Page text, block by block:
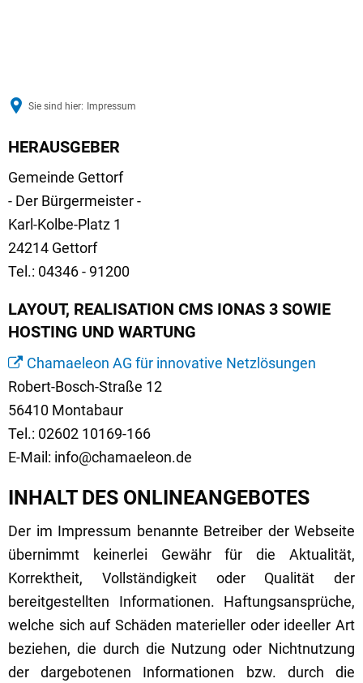
Sie sind hier: Impressum
Impressum
HERAUSGEBER
Gemeinde Gettorf
- Der Bürgermeister -
Karl-Kolbe-Platz 1
24214 Gettorf
Tel.: 04346 - 91200
LAYOUT, REALISATION CMS IONAS 3 SOWIE
HOSTING UND WARTUNG
Chamaeleon AG für innovative Netzlösungen
Robert-Bosch-Straße 12
56410 Montabaur
Tel.: 02602 10169-166
E-Mail: info@chamaeleon.de
INHALT DES ONLINEANGEBOTES
Der im Impressum benannte Betreiber der Webseite
übernimmt keinerlei Gewähr für die Aktualität,
Korrektheit, Vollständigkeit oder Qualität der
bereitgestellten Informationen. Haftungsansprüche,
welche sich auf Schäden materieller oder ideeller Art
beziehen, die durch die Nutzung oder Nichtnutzung
der dargebotenen Informationen bzw. durch die